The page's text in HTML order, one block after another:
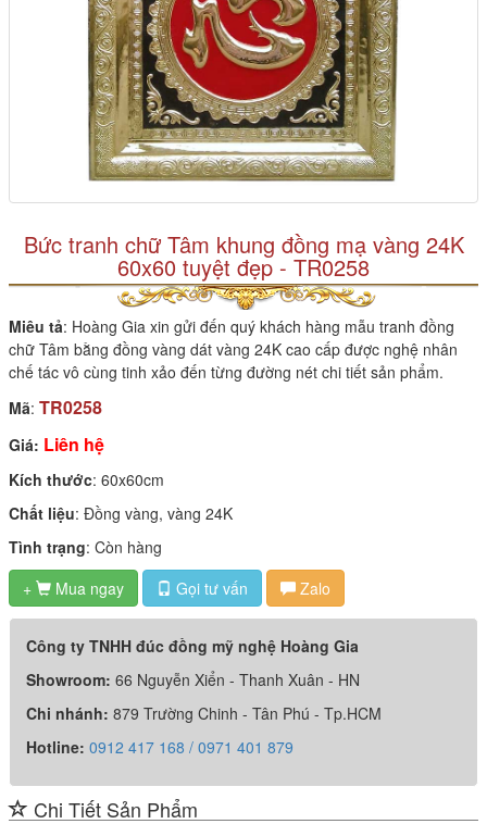
Bức tranh chữ Tâm khung đồng mạ vàng 24K
60x60 tuyệt đẹp - TR0258
Miêu tả: Hoàng Gia xin gửi đến quý khách hàng mẫu tranh đồng
chữ Tâm bằng đồng vàng dát vàng 24K cao cấp được nghệ nhân
chế tác vô cùng tinh xảo đến từng đường nét chi tiết sản phẩm.
Mã: TR0258
Giá: Liên hệ
Kích thước: 60x60cm
Chất liệu: Đồng vàng, vàng 24K
Tình trạng: Còn hàng
+  Mua ngay Gọi tư vấn Zalo
Công ty TNHH đúc đồng mỹ nghệ Hoàng Gia
Showroom: 66 Nguyễn Xiển - Thanh Xuân - HN
Chi nhánh: 879 Trường Chinh - Tân Phú - Tp.HCM
Hotline: 0912 417 168 / 0971 401 879
Chi Tiết Sản Phẩm